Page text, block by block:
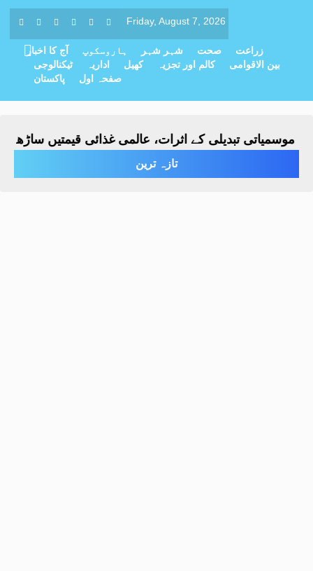
Friday, August 7, 2026
آج کا اخبار ہاروسکوپ شہر شہر صحت
زراعت
ٹیکنالوجی
اداریہ کھیل کالم اور تجزیہ
بین الاقوامی
پاکستان
صفحہ اول
تبدیلی کے اثرات، عالمی غذائی قیمتیں ساڑھے
تازہ ترین